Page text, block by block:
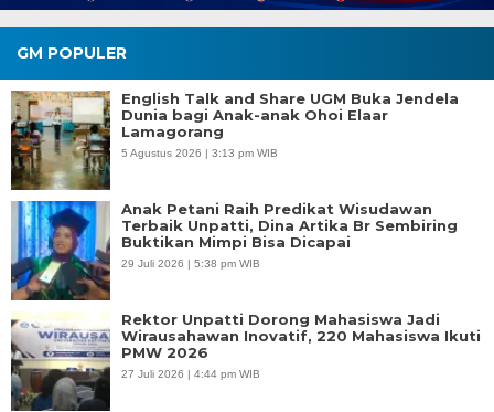
GM POPULER
English Talk and Share UGM Buka Jendela
Dunia bagi Anak-anak Ohoi Elaar
Lamagorang
5 Agustus 2026 | 3:13 pm WIB
Anak Petani Raih Predikat Wisudawan
Terbaik Unpatti, Dina Artika Br Sembiring
Buktikan Mimpi Bisa Dicapai
29 Juli 2026 | 5:38 pm WIB
Rektor Unpatti Dorong Mahasiswa Jadi
Wirausahawan Inovatif, 220 Mahasiswa Ikuti
PMW 2026
27 Juli 2026 | 4:44 pm WIB